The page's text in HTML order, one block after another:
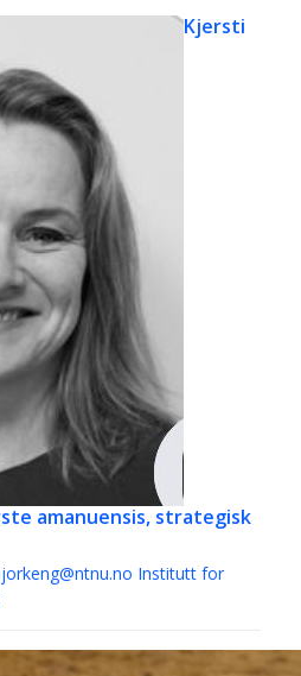
Kjersti
amanuensis, strategisk
Institutt for